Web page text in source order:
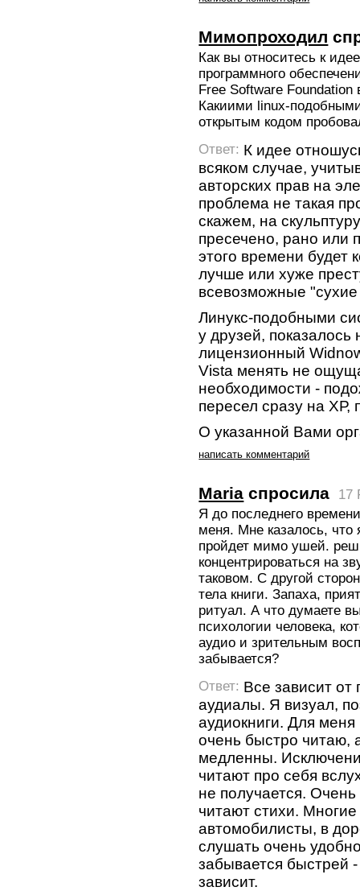
Мимопроходил
Как вы относитесь к
программного
Free Software Foundation
Какиими linux-
открытым кодом
Ответ: К идее
всяком случае,
авторских прав на
проблема не такая
скажем, на
пресечено, рано или
этого времени будет
лучше или хуже
всевозможные
Линукс-подобными
у друзей,
лицензионный
Vista менять не
необходимости -
пересел сразу на ХР,
О указанной Вами
написать комментарий
Maria спросила
17
Я до последнего
меня. Мне казалось, что
пройдет мимо ушей.
концентрироваться на
таковом. С другой
тела книги. Запаха,
ритуал. А что думаете
психологии человека,
аудио и зрительным
забывается?
Ответ: Все зависит от
аудиалы. Я визуал,
аудиокниги. Для
очень быстро читаю,
медленны.
читают про себя
не получается.
читают стихи.
автомобилисты, в
слушать очень
забывается быстрей -
зависит.